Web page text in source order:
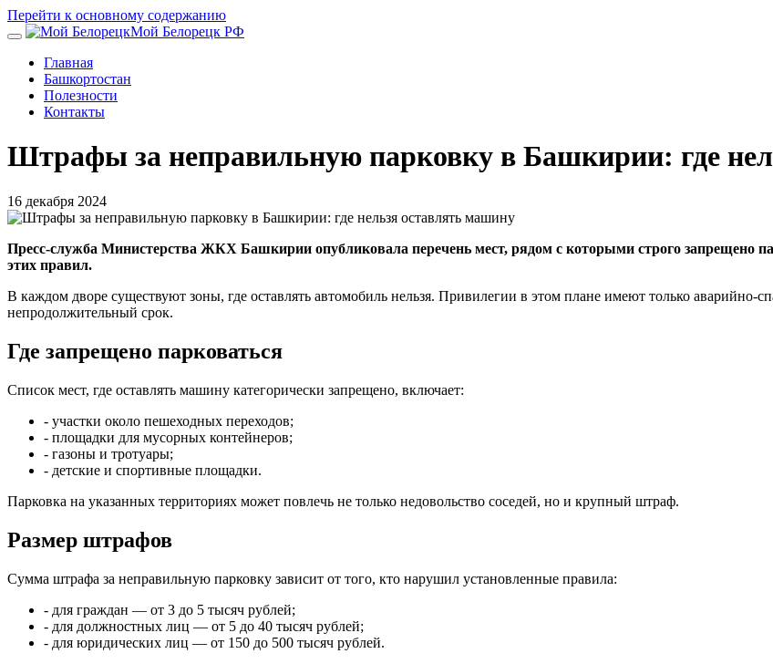
Перейти к основному содержанию
Мой Белорецк РФ
Главная
Башкортостан
Полезности
Контакты
Штрафы за неправильную парковку в Башкирии: где
16 декабря 2024
Пресс-служба Министерства ЖКХ Башкирии опубликовала перечень мест, рядом с которыми строго запрещено
этих правил.
В каждом дворе существуют зоны, где оставлять автомобиль нельзя. Привилегии в этом плане имеют только аварийно-
непродолжительный срок.
Где запрещено парковаться
Список мест, где оставлять машину категорически запрещено, включает:
- участки около пешеходных переходов;
- площадки для мусорных контейнеров;
- газоны и тротуары;
- детские и спортивные площадки.
Парковка на указанных территориях может повлечь не только недовольство соседей, но и крупный штраф.
Размер штрафов
Сумма штрафа за неправильную парковку зависит от того, кто нарушил установленные правила:
- для граждан — от 3 до 5 тысяч рублей;
- для должностных лиц — от 5 до 40 тысяч рублей;
- для юридических лиц — от 150 до 500 тысяч рублей.